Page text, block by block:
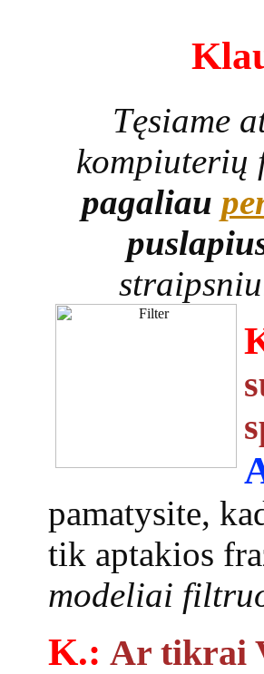
Tęsiame
kompiuterių
pagaliau
pamatysite,
tik aptakios
modeliai
K.: Ar tikrai